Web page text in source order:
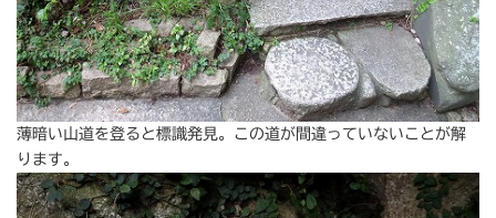
薄暗い山道を登ると標識発見。この道が間違っていないことが解
ります。